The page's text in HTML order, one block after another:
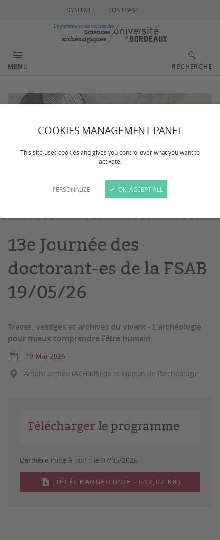
COOKIES MANAGEMENT PANEL
This site uses cookies and gives you control over what you want to
activate.
PERSONALIZE OK, ACCEPT ALL
DYSLEXIE CONTRASTE
MENU RECHERCHE
13e Journée des
doctorant-es de la FSAB
19/05/26
Traces, vestiges et archives du vivant - L'archéologie
pour mieux comprendre l'être humain
19 Mai 2026
Amphi archéo (ACH005) de la Maison de l'archéologie
Téléchargerle programme
Dernière mise à jour : le 07/05/2026
TÉLÉCHARGER (PDF - 617,02 KB)